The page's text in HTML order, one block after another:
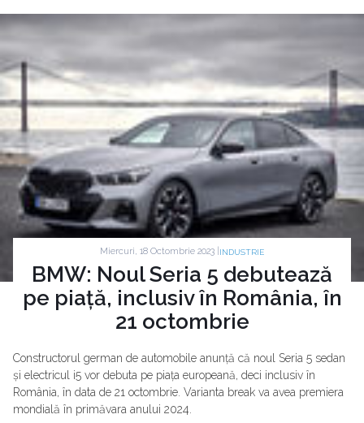
Miercuri, 18 Octombrie 2023 | INDUSTRIE
BMW: Noul Seria 5 debutează
pe piață, inclusiv în România, în
21 octombrie
Constructorul german de automobile anunță că noul Seria 5 sedan
și electricul i5 vor debuta pe piața europeană, deci inclusiv în
România, în data de 21 octombrie. Varianta break va avea premiera
mondială în primăvara anului 2024.